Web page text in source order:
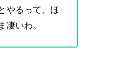
やるって、ほ
凄いわ。